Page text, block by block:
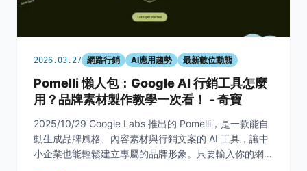
2026.03.27 網路行銷 AI應用趨勢 最新數位動態
Pomelli 懶人包：Google AI 行銷工具怎麼
用？品牌素材製作教學一次看！ - 奇寶
2025/10/29 Google Labs 推出的 Pomelli，是一款能自
動生成品牌風格、內容素材與行銷文案的 AI 工具，讓中
小企業也能輕鬆建立專屬的品牌形象。只要輸入你的網